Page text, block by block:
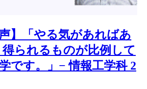
声】「やる気があればあ
られるものが比例して
です。」− 情報工学科 2